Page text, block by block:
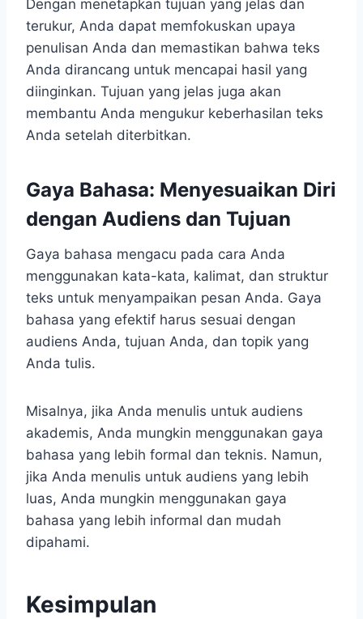
Dengan menetapkan tujuan yang jelas dan
terukur, Anda dapat memfokuskan upaya
penulisan Anda dan memastikan bahwa teks
Anda dirancang untuk mencapai hasil yang
diinginkan. Tujuan yang jelas juga akan
membantu Anda mengukur keberhasilan teks
Anda setelah diterbitkan.
Gaya Bahasa: Menyesuaikan Diri
dengan Audiens dan Tujuan
Gaya bahasa mengacu pada cara Anda
menggunakan kata-kata, kalimat, dan struktur
teks untuk menyampaikan pesan Anda. Gaya
bahasa yang efektif harus sesuai dengan
audiens Anda, tujuan Anda, dan topik yang
Anda tulis.
Misalnya, jika Anda menulis untuk audiens
akademis, Anda mungkin menggunakan gaya
bahasa yang lebih formal dan teknis. Namun,
jika Anda menulis untuk audiens yang lebih
luas, Anda mungkin menggunakan gaya
bahasa yang lebih informal dan mudah
dipahami.
Kesimpulan